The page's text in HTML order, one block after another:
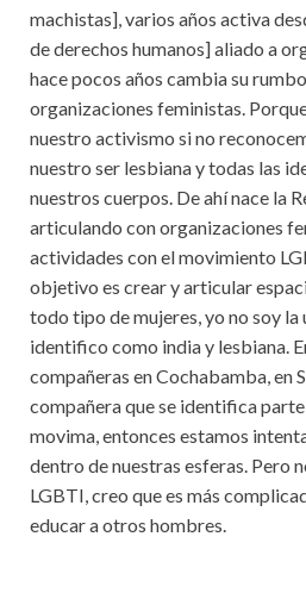
machistas], varios años activa
de derechos humanos] aliado a
hace pocos años cambia su
organizaciones feministas.
nuestro activismo si no
nuestro ser lesbiana y todas las
nuestros cuerpos. De ahí nace la
articulando con organizaciones
actividades con el movimiento
objetivo es crear y articular
todo tipo de mujeres, yo no soy la
identifico como india y lesbiana.
compañeras en Cochabamba, en
compañera que se identifica
movima, entonces estamos
dentro de nuestras esferas. Pero
LGBTI, creo que es más
educar a otros hombres.